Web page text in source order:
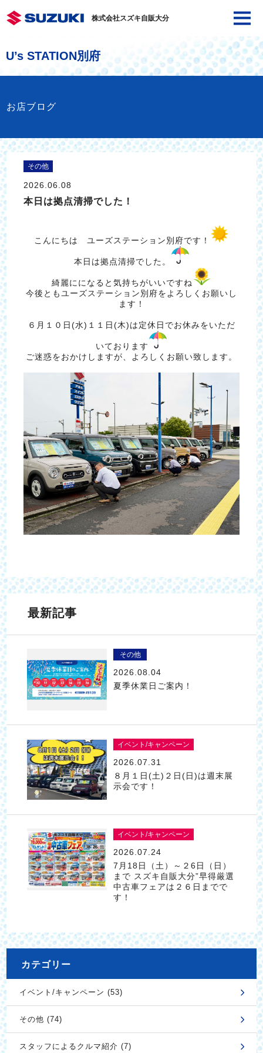
株式会社スズキ自販大分
U’s STATION別府
お店ブログ
その他
2026.06.08
本日は拠点清掃でした！
こんにちは ユーズステーション別府です！
本日は拠点清掃でした。
綺麗にになると気持ちがいいですね
今後ともユーズステーション別府をよろしくお願いし
ます！
６月１０日(水)１１日(木)は定休日でお休みをいただ
いております
ご迷惑をおかけしますが、よろしくお願い致します。
最新記事
その他
2026.08.04
夏季休業日ご案内！
イベント/キャンペーン
2026.07.31
８月１日(土)２日(日)は週末展
示会です！
イベント/キャンペーン
2026.07.24
7月18日（土）～２6日（日）
まで スズキ自販大分”早得厳選
中古車フェアは２６日までで
す！
カテゴリー
イベント/キャンペーン (53)
その他 (74)
スタッフによるクルマ紹介 (7)